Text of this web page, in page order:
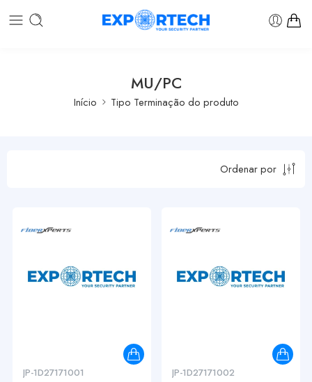
MU/PC
Início Tipo Terminação do produto
Ordenar por
JP-1D27171001 JP-1D27171002